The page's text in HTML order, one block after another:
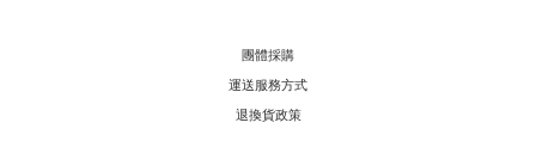
團體採購
運送服務方式
退換貨政策